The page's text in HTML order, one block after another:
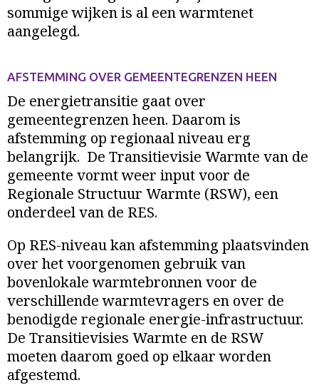
sommige wijken is al een warmtenet
aangelegd.
AFSTEMMING OVER GEMEENTEGRENZEN HEEN
De energietransitie gaat over
gemeentegrenzen heen. Daarom is
afstemming op regionaal niveau erg
belangrijk. De Transitievisie Warmte van de
gemeente vormt weer input voor de
Regionale Structuur Warmte (RSW), een
onderdeel van de RES.
Op RES-niveau kan afstemming plaatsvinden
over het voorgenomen gebruik van
bovenlokale warmtebronnen voor de
verschillende warmtevragers en over de
benodigde regionale energie-infrastructuur.
De Transitievisies Warmte en de RSW
moeten daarom goed op elkaar worden
afgestemd.